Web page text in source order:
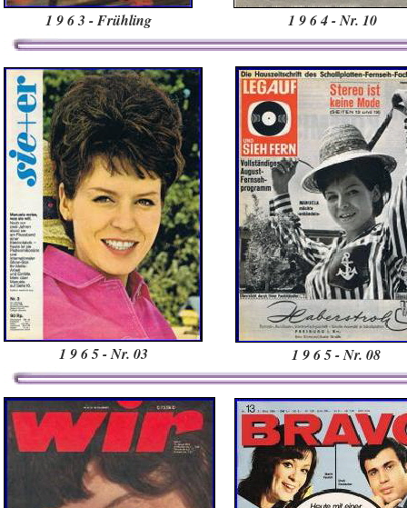
1 9 6 3 - Frühling 1 9 6 4 - Nr. 10
1 9 6 5- Nr. 03 1 9 6 5 - Nr. 08